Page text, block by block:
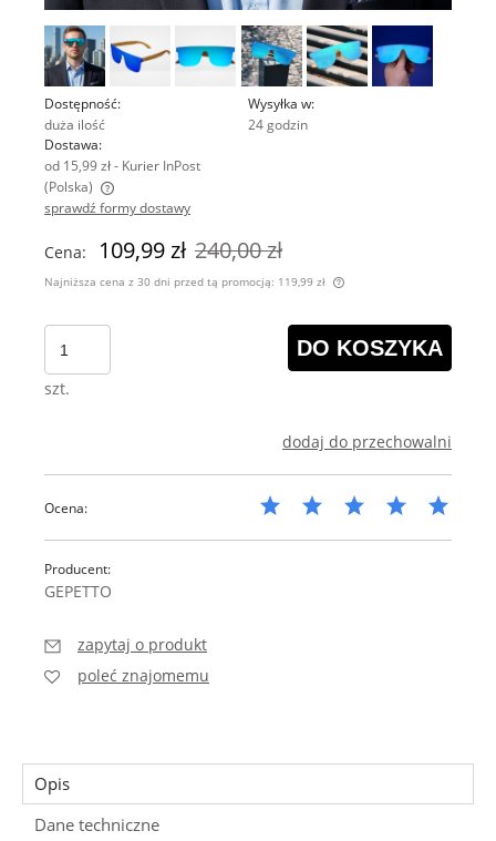
Dostępność:
duża ilość
Wysyłka w:
24 godzin
Dostawa:
od 15,99 zł- Kurier InPost
(Polska)
Cena nie zawiera ewentualnych kosztów płatności
sprawdź formy dostawy
Cena: 109,99 zł 240,00 zł
Najniższa cena z 30 dni przed tą promocją: 119,99 zł
30 dni, wyświetlana
momentu, kiedy
sprzedaży.
szt.
DO KOSZYKA
dodaj do przechowalni
Ocena:
Producent:
GEPETTO
zapytaj o produkt
poleć znajomemu
Opis
Dane techniczne